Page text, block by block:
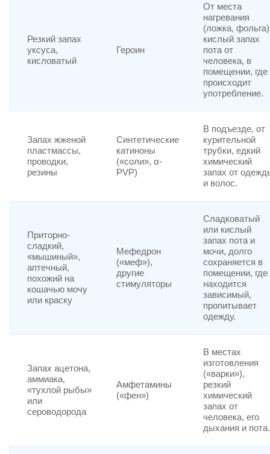
Резкий запах
уксуса,
кисловатый
Героин
От места
нагревания
(ложка,
кислый запах
пота от
человека, в
помещении, где
происходит
употребление.
Запах жженой
пластмассы,
проводки,
резины
Синтетические
катиноны
(«соли», α-
PVP)
В подъезде, от
курительной
трубки, едкий
химический
запах от
и волос.
Приторно-
сладкий,
«мышиный»,
аптечный,
похожий на
кошачью мочу
или краску
Мефедрон
(«меф»),
другие
стимуляторы
Сладковатый
или кислый
запах пота и
мочи, долго
сохраняется в
помещении, где
находится
зависимый,
пропитывает
одежду.
Запах ацетона,
аммиака,
«тухлой рыбы»
или
сероводорода
Амфетамины
(«фен»)
В местах
изготовления
(«варки»),
резкий
химический
запах от
человека, его
дыхания и пота.